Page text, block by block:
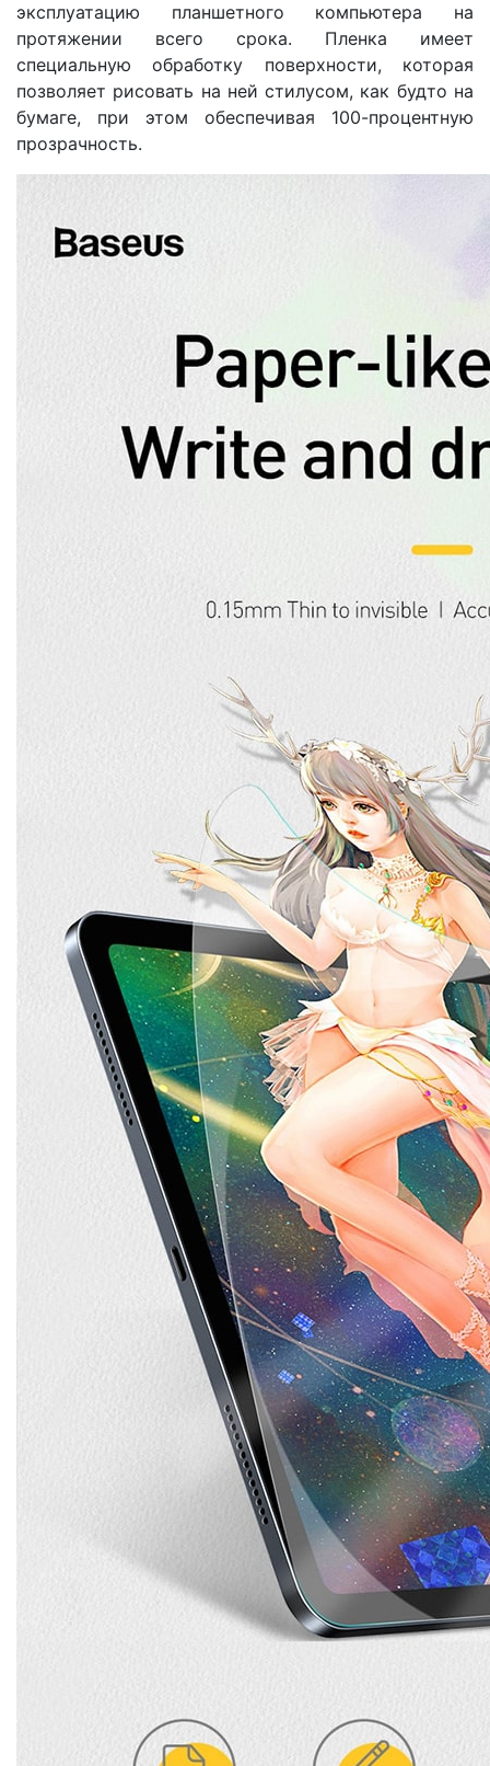
эксплуатацию планшетного компьютера на
протяжении всего срока. Пленка имеет
специальную обработку поверхности, которая
позволяет рисовать на ней стилусом, как будто на
бумаге, при этом обеспечивая 100-процентную
прозрачность.